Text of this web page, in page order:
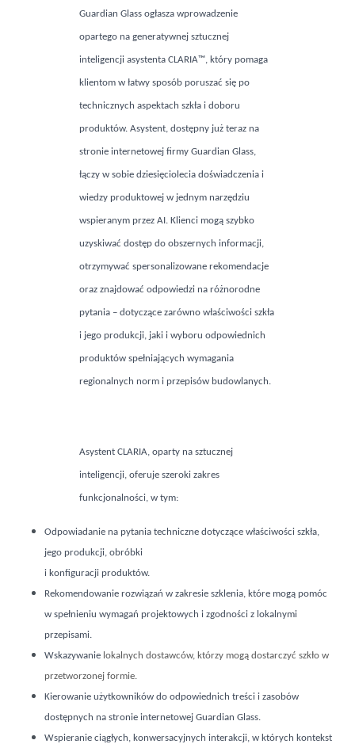
Guardian Glass ogłasza wprowadzenie
opartego na generatywnej sztucznej
inteligencji asystenta CLARIA™, który pomaga
klientom w łatwy sposób poruszać się po
technicznych aspektach szkła i doboru
produktów. Asystent, dostępny już teraz na
stronie internetowej firmy Guardian Glass,
łączy w sobie dziesięciolecia doświadczenia i
wiedzy produktowej w jednym narzędziu
wspieranym przez AI. Klienci mogą szybko
uzyskiwać dostęp do obszernych informacji,
otrzymywać spersonalizowane rekomendacje
oraz znajdować odpowiedzi na różnorodne
pytania – dotyczące zarówno właściwości szkła
i jego produkcji, jaki i wyboru odpowiednich
produktów spełniających wymagania
regionalnych norm i przepisów budowlanych.
Asystent CLARIA, oparty na sztucznej
inteligencji, oferuje szeroki zakres
funkcjonalności, w tym:
Odpowiadanie na pytania techniczne dotyczące właściwości szkła,
jego produkcji, obróbki
i konfiguracji produktów.
Rekomendowanie rozwiązań w zakresie szklenia, które mogą pomóc
w spełnieniu wymagań projektowych i zgodności z lokalnymi
przepisami.
Wskazywanie lokalnych dostawców, którzy mogą dostarczyć szkło w
przetworzonej formie.
Kierowanie użytkowników do odpowiednich treści i zasobów
dostępnych na stronie internetowej Guardian Glass.
Wspieranie ciągłych, konwersacyjnych interakcji, w których kontekst